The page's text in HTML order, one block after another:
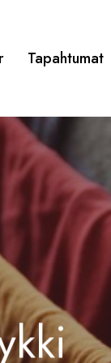
Tapahtumat